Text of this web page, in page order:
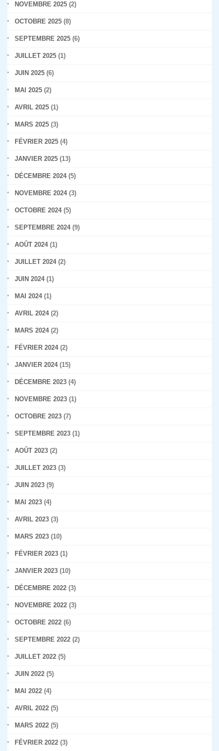
NOVEMBRE 2025 (2)
OCTOBRE 2025 (8)
SEPTEMBRE 2025 (6)
JUILLET 2025 (1)
JUIN 2025 (6)
MAI 2025 (2)
AVRIL 2025 (1)
MARS 2025 (3)
FÉVRIER 2025 (4)
JANVIER 2025 (13)
DÉCEMBRE 2024(5)
NOVEMBRE 2024(3)
OCTOBRE 2024(5)
SEPTEMBRE 2024(9)
AOÛT 2024(1)
JUILLET 2024(2)
JUIN 2024(1)
MAI 2024(1)
AVRIL 2024(2)
MARS 2024(2)
FÉVRIER 2024(2)
JANVIER 2024(15)
DÉCEMBRE 2023 (4)
NOVEMBRE 2023 (1)
OCTOBRE 2023 (7)
SEPTEMBRE 2023 (1)
AOÛT 2023 (2)
JUILLET 2023 (3)
JUIN 2023 (9)
MAI 2023 (4)
AVRIL 2023 (3)
MARS 2023 (10)
FÉVRIER 2023 (1)
JANVIER 2023 (10)
DÉCEMBRE 2022 (3)
NOVEMBRE 2022 (3)
OCTOBRE 2022 (6)
SEPTEMBRE 2022 (2)
JUILLET 2022 (5)
JUIN 2022 (5)
MAI 2022 (4)
AVRIL 2022 (5)
MARS 2022 (5)
FÉVRIER 2022 (3)